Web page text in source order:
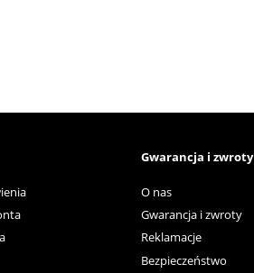
Gwarancja i zwroty
O nas
Gwarancja i zwroty
Reklamacje
Bezpieczeństwo